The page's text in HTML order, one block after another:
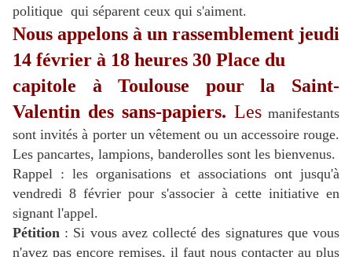
politique qui séparent ceux qui s'aiment.
Nous appelons à un rassemblement jeudi
14 février à 18 heures 30 Place du
capitole à Toulouse pour la Saint-
Valentin des sans-papiers. Les manifestants
sont invités à porter un vêtement ou un accessoire rouge.
Les pancartes, lampions, banderolles sont les bienvenus.
Rappel : les organisations et associations ont jusqu'à
vendredi 8 février pour s'associer à cette initiative en
signant l'appel.
Pétition : Si vous avez collecté des signatures que vous
n'avez pas encore remises, il faut nous contacter au plus